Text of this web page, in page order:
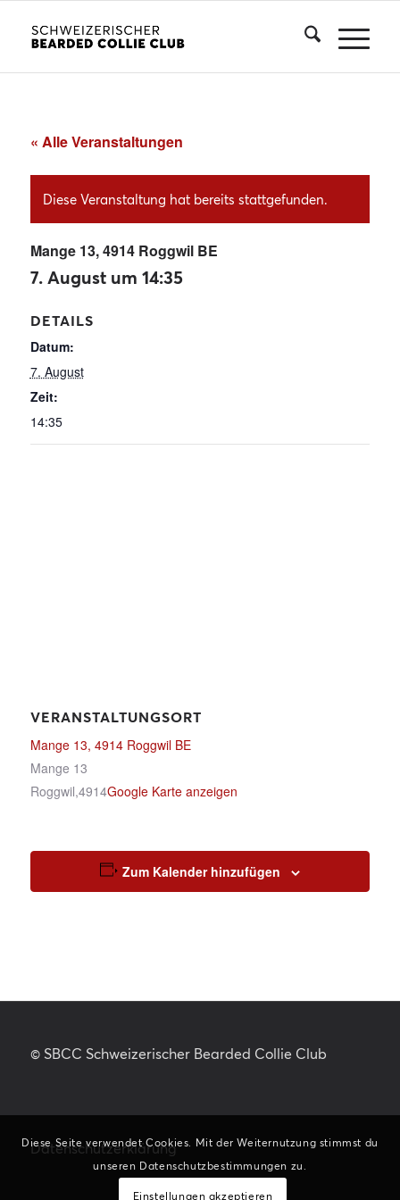
« Alle Veranstaltungen
Diese Veranstaltung hat bereits stattgefunden.
Mange 13, 4914 Roggwil BE
7. August um 14:35
DETAILS
Datum:
7. August
Zeit:
14:35
VERANSTALTUNGSORT
Mange 13, 4914 Roggwil BE
Mange 13
Roggwil,4914Google Karte anzeigen
Zum Kalender hinzufügen
© SBCC Schweizerischer Bearded Collie Club
Datenschutzerklärung
Diese Seite verwendet Cookies. Mit der Weiternutzung stimmst du
unseren Datenschutzbestimmungen zu.
Einstellungen akzeptieren